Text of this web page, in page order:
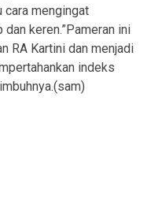
cara mengingat
keren.”Pameran ini
RA Kartini dan menjadi
indeks